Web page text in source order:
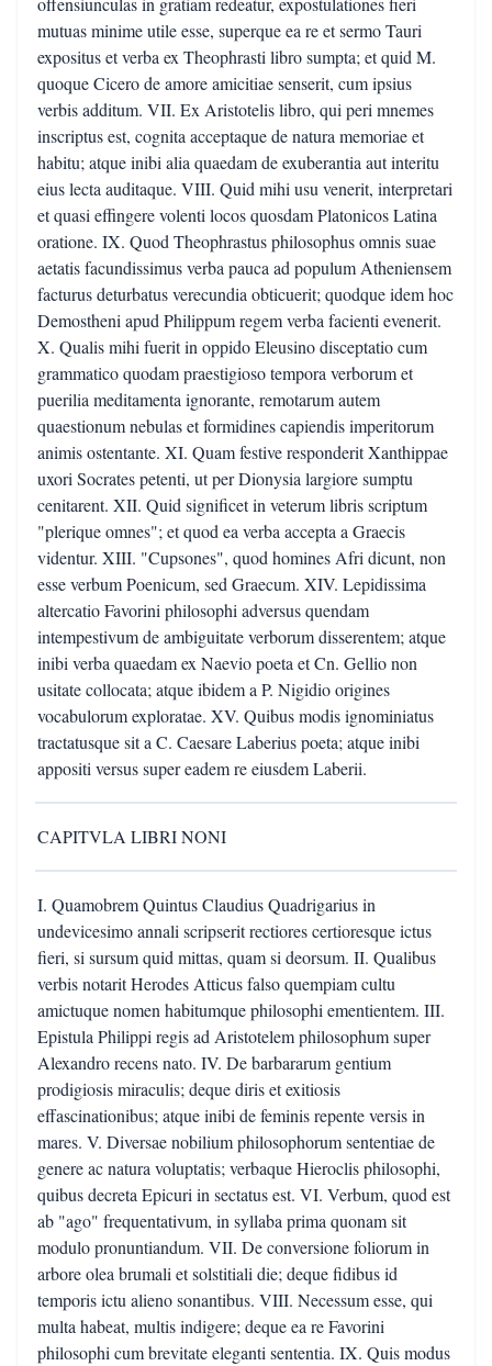
mutuas minime utile esse, superque ea re et sermo Tauri
expositus et verba ex Theophrasti libro sumpta; et quid M.
quoque Cicero de amore amicitiae senserit, cum ipsius
verbis additum. VII. Ex Aristotelis libro, qui peri mnemes
inscriptus est, cognita acceptaque de natura memoriae et
habitu; atque inibi alia quaedam de exuberantia aut interitu
eius lecta auditaque. VIII. Quid mihi usu venerit, interpretari
et quasi effingere volenti locos quosdam Platonicos Latina
oratione. IX. Quod Theophrastus philosophus omnis suae
aetatis facundissimus verba pauca ad populum Atheniensem
facturus deturbatus verecundia obticuerit; quodque idem hoc
Demostheni apud Philippum regem verba facienti evenerit.
X. Qualis mihi fuerit in oppido Eleusino disceptatio cum
grammatico quodam praestigioso tempora verborum et
puerilia meditamenta ignorante, remotarum autem
quaestionum nebulas et formidines capiendis imperitorum
animis ostentante. XI. Quam festive responderit Xanthippae
uxori Socrates petenti, ut per Dionysia largiore sumptu
cenitarent. XII. Quid significet in veterum libris scriptum
"plerique omnes"; et quod ea verba accepta a Graecis
videntur. XIII. "Cupsones", quod homines Afri dicunt, non
esse verbum Poenicum, sed Graecum. XIV. Lepidissima
altercatio Favorini philosophi adversus quendam
intempestivum de ambiguitate verborum disserentem; atque
inibi verba quaedam ex Naevio poeta et Cn. Gellio non
usitate collocata; atque ibidem a P. Nigidio origines
vocabulorum exploratae. XV. Quibus modis ignominiatus
tractatusque sit a C. Caesare Laberius poeta; atque inibi
appositi versus super eadem re eiusdem Laberii.
CAPITVLA LIBRI NONI
I. Quamobrem Quintus Claudius Quadrigarius in
undevicesimo annali scripserit rectiores certioresque ictus
fieri, si sursum quid mittas, quam si deorsum. II. Qualibus
verbis notarit Herodes Atticus falso quempiam cultu
amictuque nomen habitumque philosophi ementientem. III.
Epistula Philippi regis ad Aristotelem philosophum super
Alexandro recens nato. IV. De barbararum gentium
prodigiosis miraculis; deque diris et exitiosis
effascinationibus; atque inibi de feminis repente versis in
mares. V. Diversae nobilium philosophorum sententiae de
genere ac natura voluptatis; verbaque Hieroclis philosophi,
quibus decreta Epicuri in sectatus est. VI. Verbum, quod est
ab "ago" frequentativum, in syllaba prima quonam sit
modulo pronuntiandum. VII. De conversione foliorum in
arbore olea brumali et solstitiali die; deque fidibus id
temporis ictu alieno sonantibus. VIII. Necessum esse, qui
multa habeat, multis indigere; deque ea re Favorini
philosophi cum brevitate eleganti sententia. IX. Quis modus